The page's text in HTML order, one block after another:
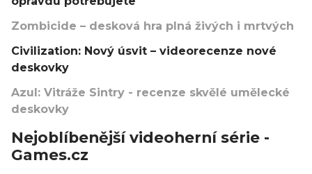
Zombicide – desková hra plná živých i mrtvých
Civilization: Nový úsvit – videorecenze nové
deskovky
Azul: Vitráže Sintry - recenze skvělé umělecké
deskovky
Nejoblíbenější videoherní série -
Games.cz